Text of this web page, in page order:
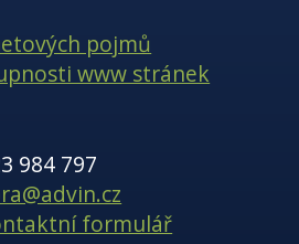
pojmů
www stránek
984 797
formulář